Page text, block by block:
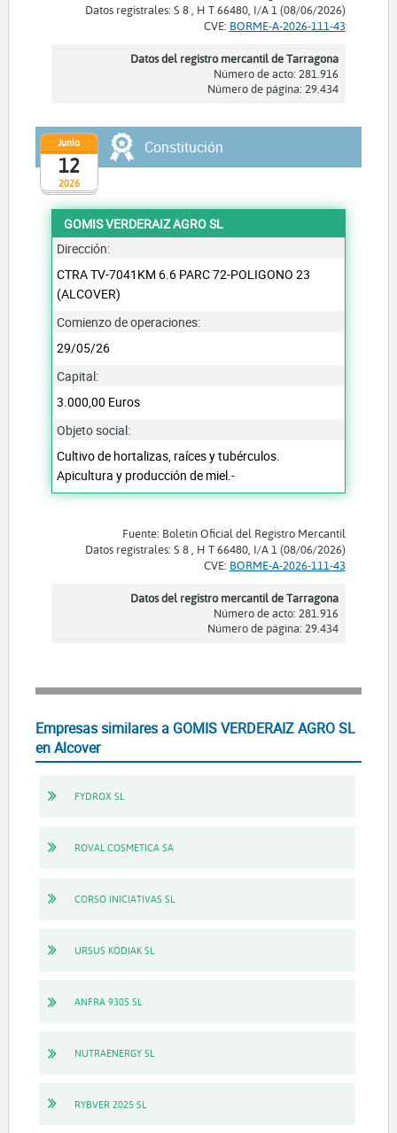
Datos registrales: S 8 , H T 66480, I/A 1 (08/06/2026)
CVE: BORME-A-2026-111-43
Datos del registro mercantil de Tarragona
Número de acto: 281.916
Número de página: 29.434
2026
Junio
12
Constitución
GOMIS VERDERAIZ AGRO SL
Dirección:
CTRA TV-7041KM 6.6 PARC 72-POLIGONO 23
(ALCOVER)
Comienzo de operaciones:
29/05/26
Capital:
3.000,00 Euros
Objeto social:
Cultivo de hortalizas, raíces y tubérculos.
Apicultura y producción de miel.-
Fuente: Boletín Oficial del Registro Mercantil
Datos registrales: S 8 , H T 66480, I/A 1 (08/06/2026)
CVE: BORME-A-2026-111-43
Datos del registro mercantil de Tarragona
Número de acto: 281.916
Número de página: 29.434
Empresas similares a GOMIS VERDERAIZ AGRO SL
en Alcover
FYDROX SL
ROVAL COSMETICA SA
CORSO INICIATIVAS SL
URSUS KODIAK SL
ANFRA 9305 SL
NUTRAENERGY SL
RYBVER 2025 SL